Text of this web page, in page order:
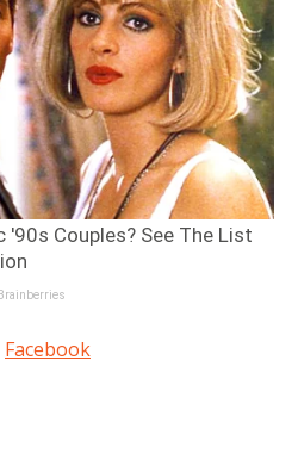
Facebook